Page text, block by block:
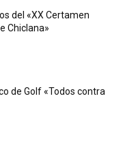
del «XX Certamen
Chiclana»
de Golf «Todos contra